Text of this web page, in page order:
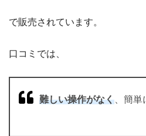
で販売されています。
口コミでは、
難しい操作がなく 、簡